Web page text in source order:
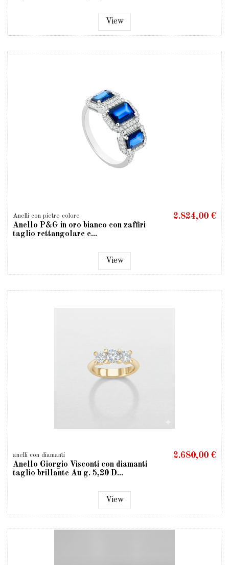
View
Anelli con pietre colore
Anello P&G in oro bianco con zaffiri
taglio rettangolare e...
2.824,00 €
View
anelli con diamanti
Anello Giorgio Visconti con diamanti
taglio brillante Au g. 5,20 D...
2.680,00 €
View